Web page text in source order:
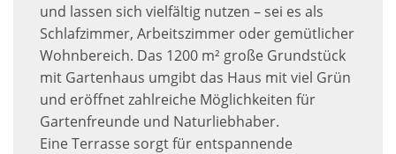
und lassen sich vielfältig nutzen – sei es als
Schlafzimmer, Arbeitszimmer oder gemütlicher
Wohnbereich. Das 1200 m² große Grundstück
mit Gartenhaus umgibt das Haus mit viel Grün
und eröffnet zahlreiche Möglichkeiten für
Gartenfreunde und Naturliebhaber.
Eine Terrasse sorgt für entspannende